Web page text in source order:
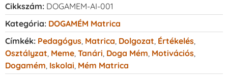
Cikkszám: DOGAMEM-AI-001
Kategória: DOGAMÉM Matrica
Címkék: Pedagógus Matrica Dolgozat Értékelés
Osztályzat Meme Tanári Doga Mém Motivációs
Dogamém Iskolai Mém Matrica